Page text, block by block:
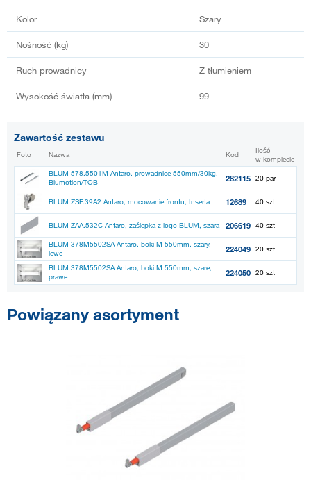
Kolor Szary
Nośność (kg) 30
Ruch prowadnicy Z tłumieniem
Wysokość światła (mm) 99
Zawartość zestawu
Foto Nazwa Kod
Ilość
w komplecie
BLUM 578.5501M Antaro, prowadnice 550mm/30kg,
Blumotion/TOB
282115 20 par
BLUM ZSF.39A2 Antaro, mocowanie frontu, Inserta 12689 40 szt
BLUM ZAA.532C Antaro, zaślepka z logo BLUM, szara 206619 40 szt
BLUM 378M5502SA Antaro, boki M 550mm, szary,
lewe
224049 20 szt
BLUM 378M5502SA Antaro, boki M 550mm, szare,
prawe
224050 20 szt
Powiązany asortyment